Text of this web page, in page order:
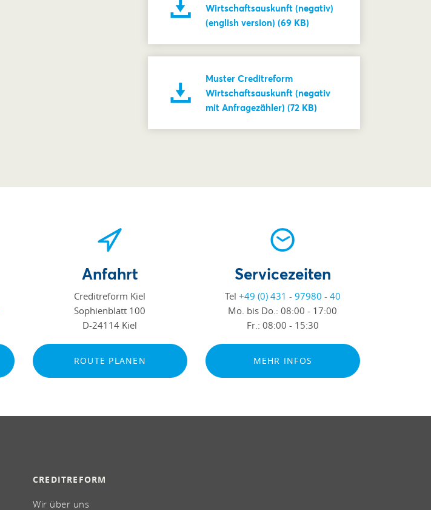
Wirtschaftsauskunft (negativ)
(english version) (69 KB)
Muster Creditreform
Wirtschaftsauskunft (negativ
mit Anfragezähler) (72 KB)
Anfahrt
Creditreform Kiel
Sophienblatt 100
D-24114 Kiel
ROUTE PLANEN
Servicezeiten
Tel +49 (0) 431 - 97980 - 40
Mo. bis Do.:08:00 - 17:00
Fr.: 08:00 - 15:30
MEHR INFOS
CREDITREFORM
Wir über uns